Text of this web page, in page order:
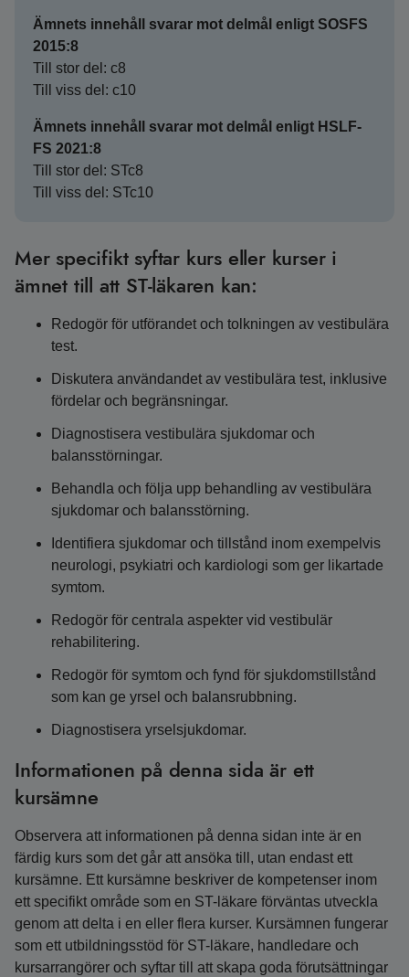
Ämnets innehåll svarar mot delmål enligt SOSFS
2015:8
Till stor del: c8
Till viss del: c10
Ämnets innehåll svarar mot delmål enligt HSLF-
FS 2021:8
Till stor del: STc8
Till viss del: STc10
Mer specifikt syftar kurs eller kurser i
ämnet till att ST-läkaren kan:
Redogör för utförandet och tolkningen av vestibulära
test.
Diskutera användandet av vestibulära test, inklusive
fördelar och begränsningar.
Diagnostisera vestibulära sjukdomar och
balansstörningar.
Behandla och följa upp behandling av vestibulära
sjukdomar och balansstörning.
Identifiera sjukdomar och tillstånd inom exempelvis
neurologi, psykiatri och kardiologi som ger likartade
symtom.
Redogör för centrala aspekter vid vestibulär
rehabilitering.
Redogör för symtom och fynd för sjukdomstillstånd
som kan ge yrsel och balansrubbning.
Diagnostisera yrselsjukdomar.
Informationen på denna sida är ett
kursämne
Observera att informationen på denna sidan inte är en
färdig kurs som det går att ansöka till, utan endast ett
kursämne. Ett kursämne beskriver de kompetenser inom
ett specifikt område som en ST-läkare förväntas utveckla
genom att delta i en eller flera kurser. Kursämnen fungerar
som ett utbildningsstöd för ST-läkare, handledare och
kursarrangörer och syftar till att skapa goda förutsättningar